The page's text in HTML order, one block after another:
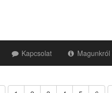
Kapcsolat
Magunkról